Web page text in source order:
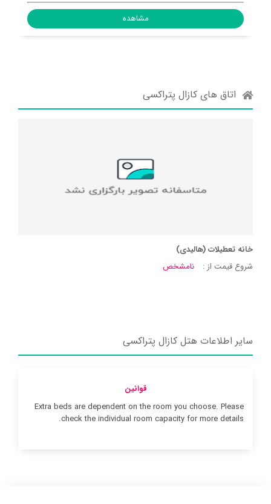
مشاهده
اتاق های کازال پتراکسی
خانه تعطیلات (هالیدی)
شروع قیمت از :
نامشخص
سایر اطلاعات هتل کازال پتراکسی
قوانین
Extra beds are dependent on the room you choose. Please
check the individual room capacity for more details.